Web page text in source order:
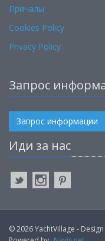
Причалы
Cookies Policy
Privacy Policy
Запрос
Запрос информации
Иди за нас
© 2026 YachtVillage -